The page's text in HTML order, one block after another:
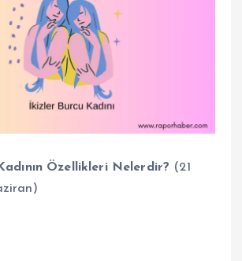
Özellikleri Nelerdir? (21